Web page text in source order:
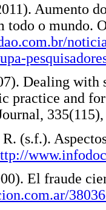
Aumento
todo o mundo.
Dealing with
practice and
(s.f.).
El fraude